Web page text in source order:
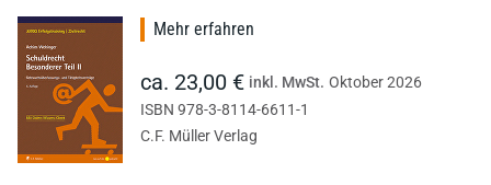
Mehr erfahren
ca. 23,00 € inkl. MwSt. Oktober 2026
ISBN 978-3-8114-6611-1
C.F. Müller Verlag